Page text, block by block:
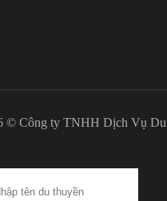
© Công ty TNHH Dịch Vụ